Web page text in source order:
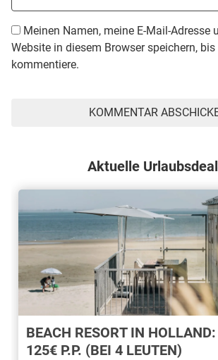
Meinen Namen, meine E-Mail-Adresse
Website in diesem Browser speichern,
kommentiere.
Aktuelle
BEACH RESORT IN
125€ P.P. (BEI 4 LEUTEN)